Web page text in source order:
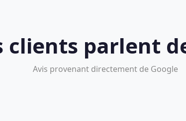
clients parlent
Avis provenant directement de Google